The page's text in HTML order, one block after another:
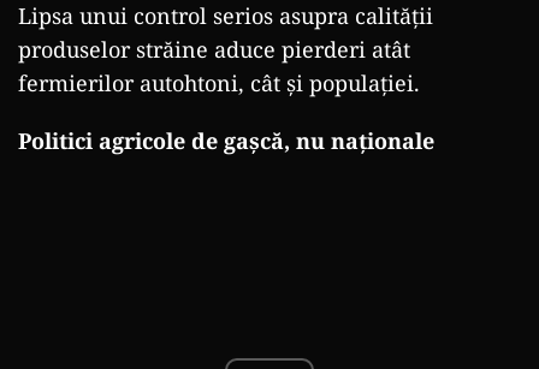
Lipsa unui control serios asupra calității
produselor străine aduce pierderi atât
fermierilor autohtoni, cât și populației.
Politici agricole de gașcă, nu naționale